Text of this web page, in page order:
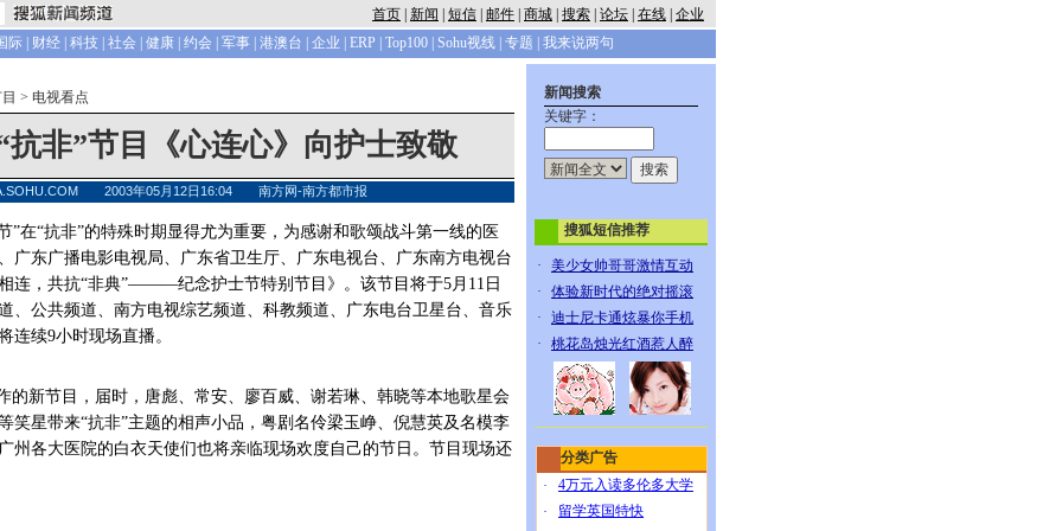
首页 新闻 短信 邮件 商城 搜索 论坛 在线 企业
际| 财经| 科技| 社会| 健康| 约会| 军事| 港澳台 企业 ERP Top100| Sohu视线| 专题 我来说两句
> 电视看点
抗非”节目《心连心》向护士致敬
2003年05月12日16:04 南方网-南方都市报
“抗非”的特殊时期显得尤为重要，为感谢和歌颂战斗第一线的医
广东广播电影电视局、广东省卫生厅、广东电视台、广东南方电视台
连，共抗“非典”———纪念护士节特别节目》。该节目将于5月11日
、公共频道、南方电视综艺频道、科教频道、广东电台卫星台、音乐
连续9小时现场直播。
新节目，届时，唐彪、常安、廖百威、谢若琳、韩晓等本地歌星会
笑星带来“抗非”主题的相声小品，粤剧名伶梁玉峥、倪慧英及名模李
州各大医院的白衣天使们也将亲临现场欢度自己的节日。节目现场还
新闻搜索
关键字：
搜狐短信推荐
·
美少女帅哥哥激情互动
·
体验新时代的绝对摇滚
·
迪士尼卡通炫暴你手机
·
桃花岛烛光红酒惹人醉
分类广告
·
4万元入读多伦多大学
·
留学英国特快